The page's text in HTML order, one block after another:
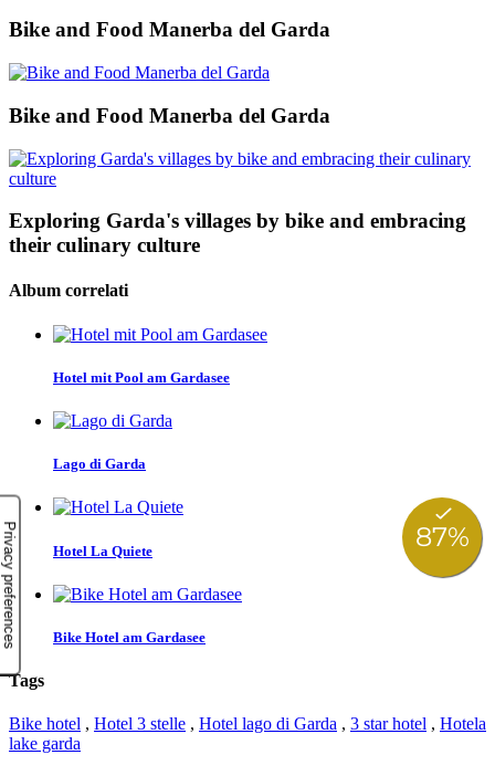
Bike and Food Manerba del Garda
Bike and Food Manerba del Garda
Exploring Garda's villages by bike and embracing
their culinary culture
Album correlati
Hotel mit Pool am Gardasee
Lago di Garda
Hotel La Quiete
Bike Hotel am Gardasee
Tags
Bike hotel , Hotel 3 stelle , Hotel lago di Garda , 3 star hotel , Hotela
lake garda